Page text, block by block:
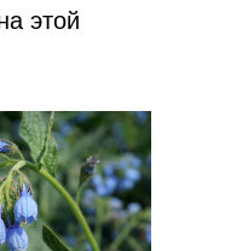
этой